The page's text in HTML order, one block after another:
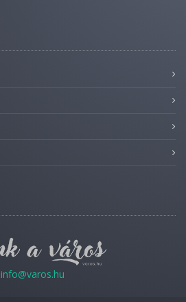
info@varos.hu